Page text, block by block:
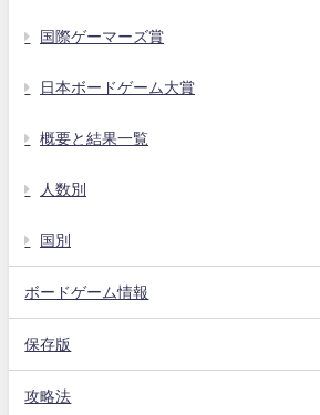
国際ゲーマーズ賞
日本ボードゲーム大賞
概要と結果一覧
人数別
国別
ボードゲーム情報
保存版
攻略法